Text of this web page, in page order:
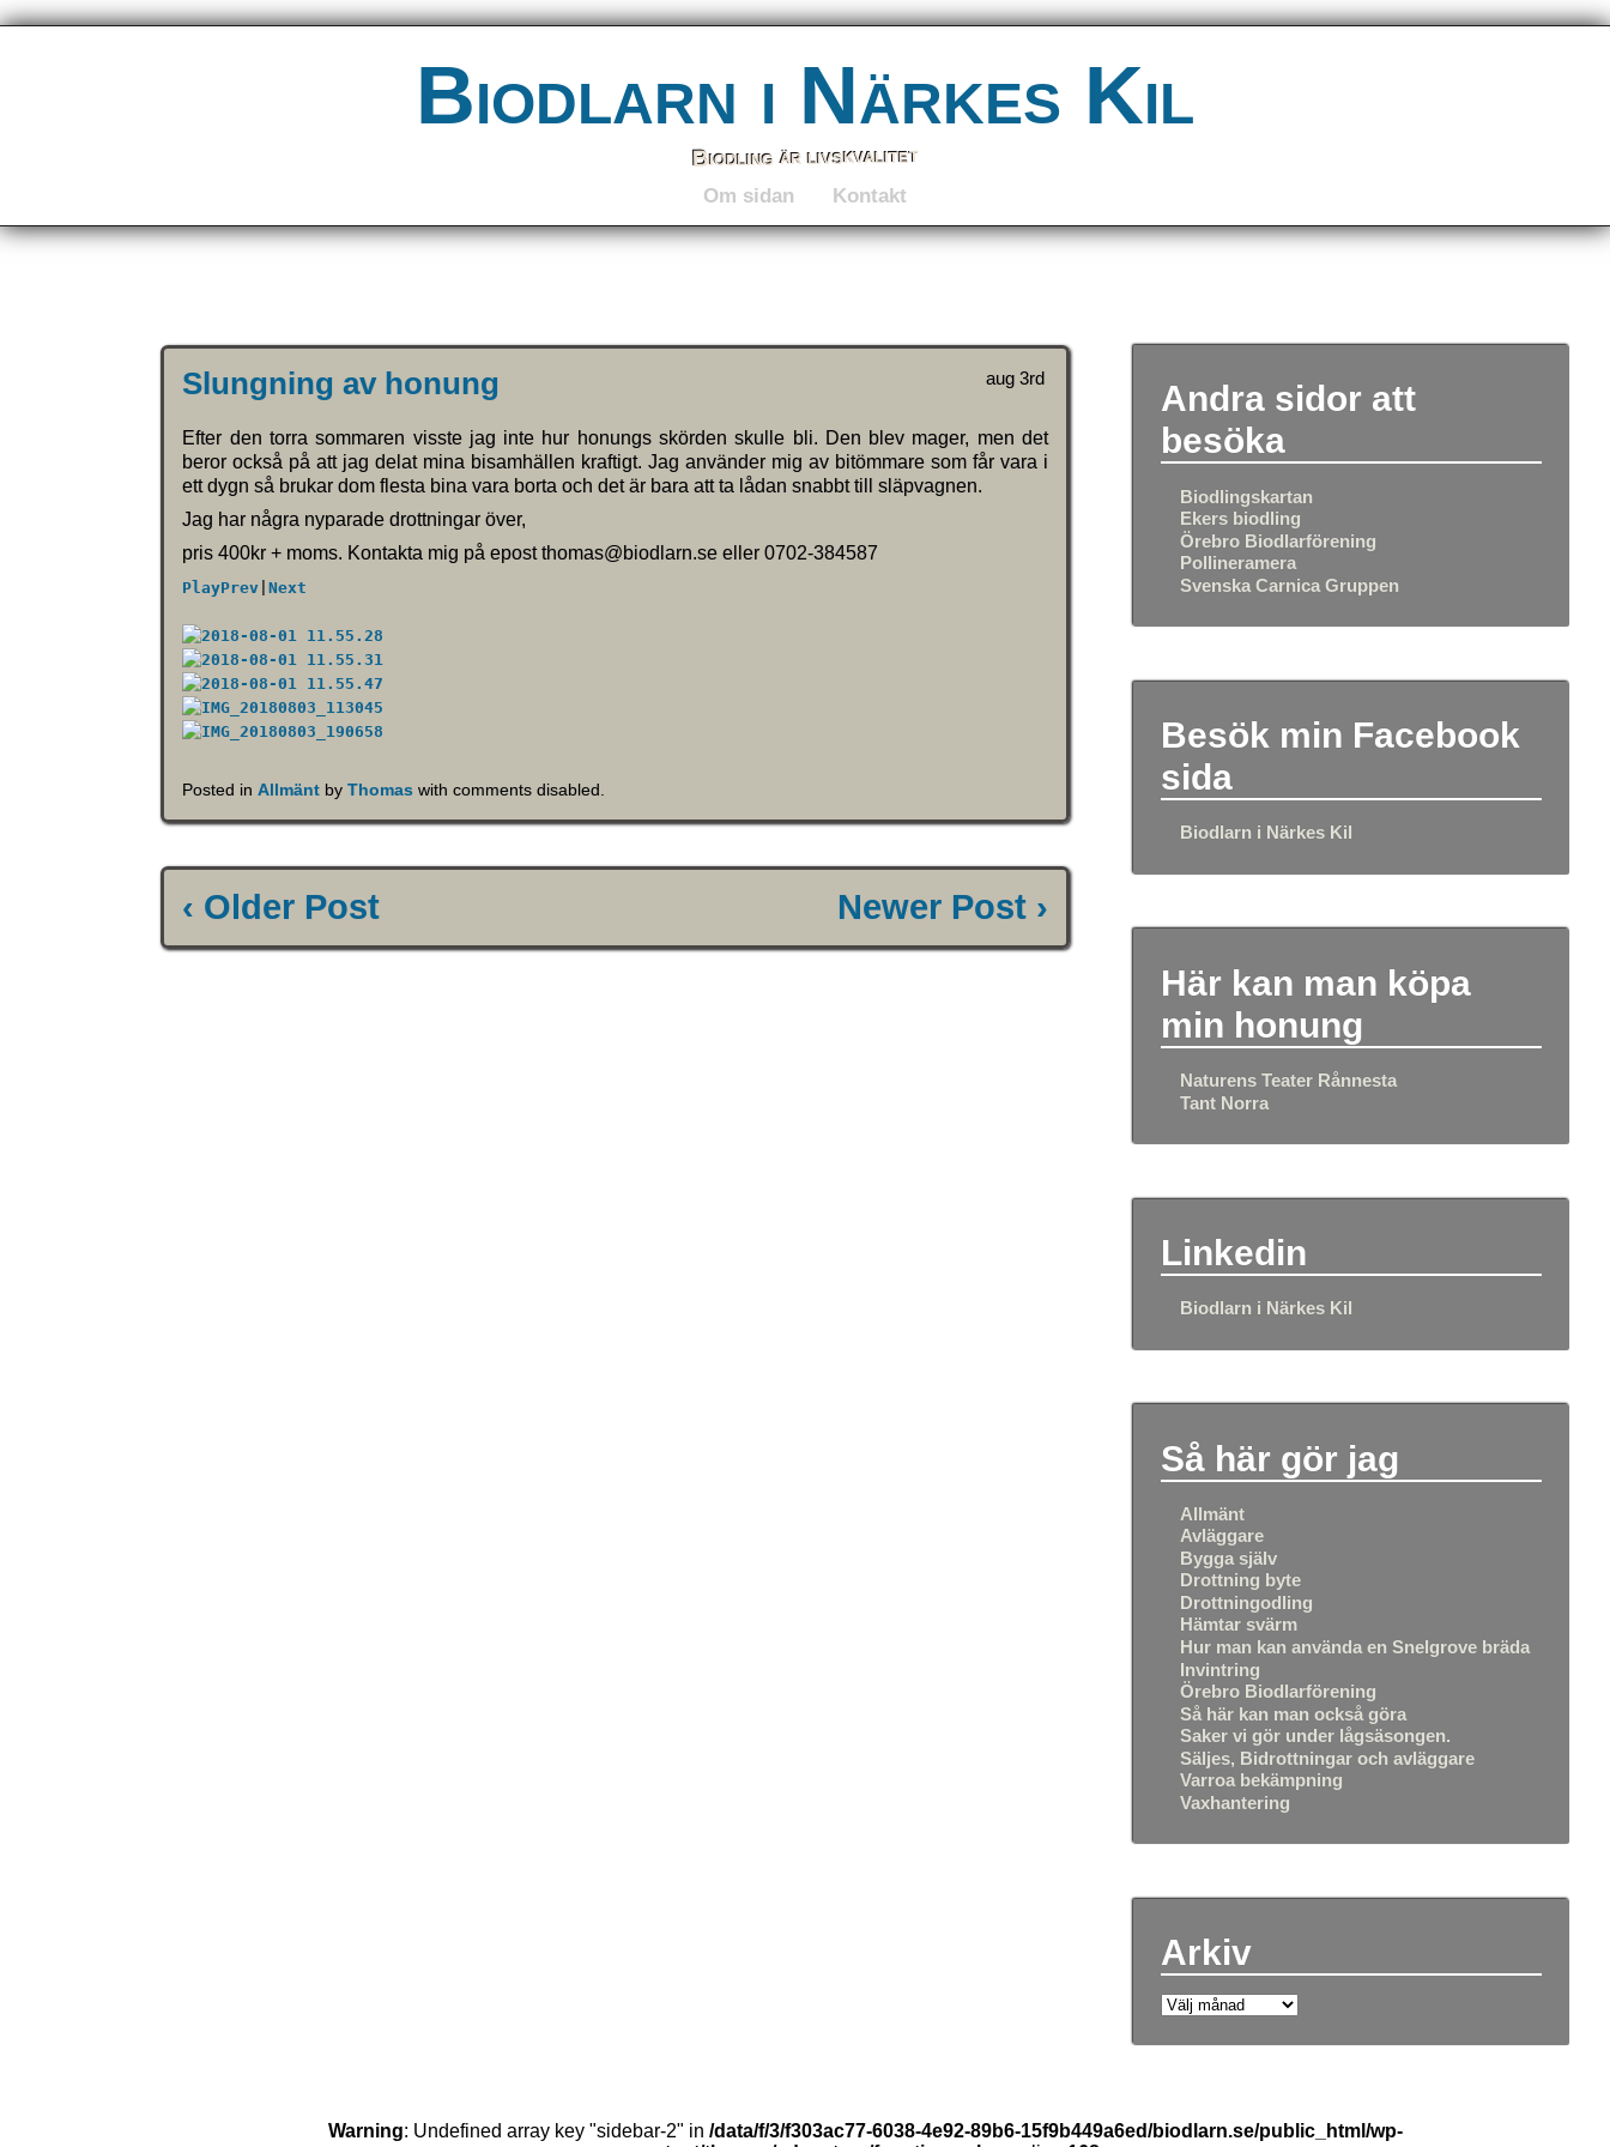
Biodlarn i Närkes Kil
Biodling är livskvalitet
Om sidan Kontakt
aug 3rd
Slungning av honung
Efter den torra sommaren visste jag inte hur honungs skörden skulle bli. Den blev mager, men det
beror också på att jag delat mina bisamhällen kraftigt. Jag använder mig av bitömmare som får vara i
ett dygn så brukar dom flesta bina vara borta och det är bara att ta lådan snabbt till släpvagnen.
Jag har några nyparade drottningar över,
pris 400kr + moms. Kontakta mig på epost thomas@biodlarn.se eller 0702-384587
PlayPrev |Next
Posted inAllmänt byThomas withcomments disabled
‹ Older Post Newer Post ›
Andra sidor att
besöka
Biodlingskartan
Ekers biodling
Örebro Biodlarförening
Pollineramera
Svenska Carnica Gruppen
Besök min Facebook
sida
Biodlarn i Närkes Kil
Här kan man köpa
min honung
Naturens Teater Rånnesta
Tant Norra
Linkedin
Biodlarn i Närkes Kil
Så här gör jag
Allmänt
Avläggare
Bygga själv
Drottning byte
Drottningodling
Hämtar svärm
Hur man kan använda en Snelgrove bräda
Invintring
Örebro Biodlarförening
Så här kan man också göra
Saker vi gör under lågsäsongen.
Säljes, Bidrottningar och avläggare
Varroa bekämpning
Vaxhantering
Arkiv
Warning: Undefined array key "sidebar-2" in /data/f/3/f303ac77-6038-4e92-89b6-15f9b449a6ed/biodlarn.se/public_html/wp-